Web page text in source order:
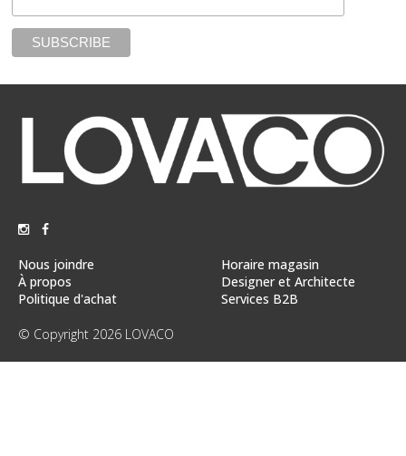
Tapis
Vente
Luminaires
Miroirs
MON
DE
SOUHAITS
Nous joindre
À propos
Politique d'achat
Horaire magasin
Designer et Architecte
Services B2B
© Copyright 2026 LOVACO